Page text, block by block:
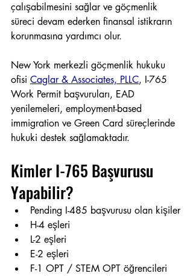
çalışabilmesini sağlar ve göçmenlik
süreci devam ederken finansal istikrarın
korunmasına yardımcı olur.
New York merkezli göçmenlik hukuku
ofisi Caglar & Associates, PLLC, I-765
Work Permit başvuruları, EAD
yenilemeleri, employment-based
immigration ve Green Card süreçlerinde
hukuki destek sağlamaktadır.
Kimler I-765 Başvurusu
Yapabilir?
Pending I-485 başvurusu olan kişiler
H-4 eşleri
L-2 eşleri
E-2 eşleri
F-1 OPT / STEM OPT öğrencileri